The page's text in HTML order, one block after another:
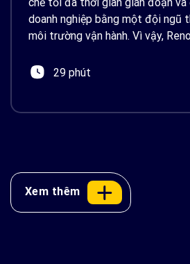
doanh nghiệp bằng một đội ngũ
môi trường vận hành. Vì vậy,
29 phút
Xem thêm